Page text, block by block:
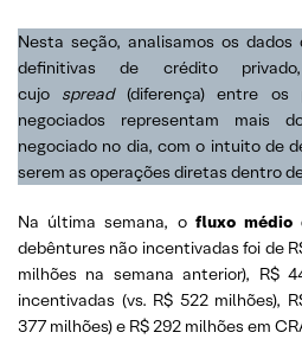
Nesta seção, analisamos os dados
definitivas de crédito
cujo spread(diferença) entre os
negociados representam mais
negociado no dia, com o intuito de
serem as operações diretas dentro
Na última semana, o fluxo médio
debêntures não incentivadas foi de
milhões na semana anterior), R$
incentivadas (vs. R$ 522 milhões),
377 milhões) e R$ 292 milhões em